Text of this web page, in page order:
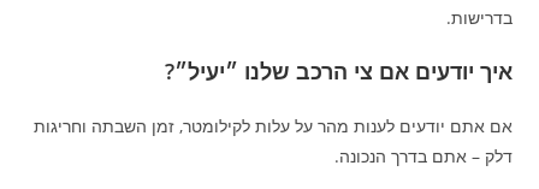
בדרישות.
איך יודעים אם צי הרכב שלנו ״יעיל״?
אם אתם יודעים לענות מהר על עלות לקילומטר, זמן השבתה וחריגות
דלק – אתם בדרך הנכונה.